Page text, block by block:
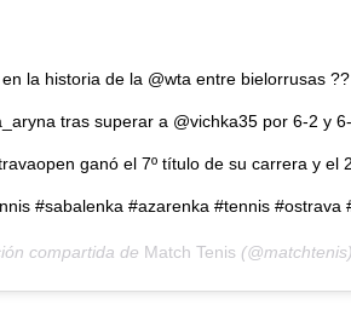
en la historia de la @wta entre bielorrusas
tras superar a @vichka35 por 6-2 y
ganó el 7º título de su carrera y el
#sabalenka #azarenka #tennis #ostrava
compartida de Match Tenis